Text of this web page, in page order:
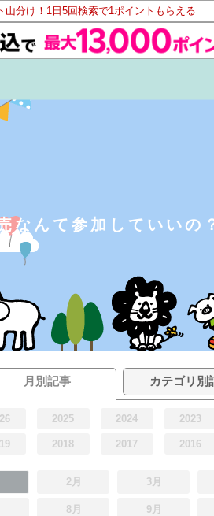
山分け！1日5回検索で1ポイントもらえる
なんて参加していい
月別記事 カテゴリ別
2025 2024 2023
2018 2017 2016
2月 3月
8月 9月